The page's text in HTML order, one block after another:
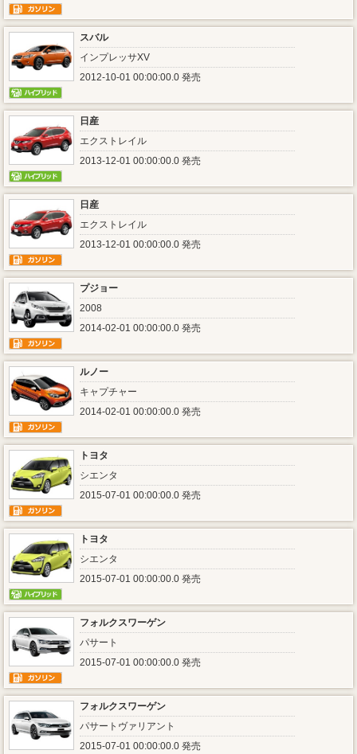
スバル
インプレッサXV
2012-10-01 00:00:00.0 発売
日産
エクストレイル
2013-12-01 00:00:00.0 発売
日産
エクストレイル
2013-12-01 00:00:00.0 発売
プジョー
2008
2014-02-01 00:00:00.0 発売
ルノー
キャプチャー
2014-02-01 00:00:00.0 発売
トヨタ
シエンタ
2015-07-01 00:00:00.0 発売
トヨタ
シエンタ
2015-07-01 00:00:00.0 発売
フォルクスワーゲン
パサート
2015-07-01 00:00:00.0 発売
フォルクスワーゲン
パサートヴァリアント
2015-07-01 00:00:00.0 発売